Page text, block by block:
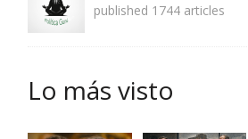
published 1744 articles
Lo más visto